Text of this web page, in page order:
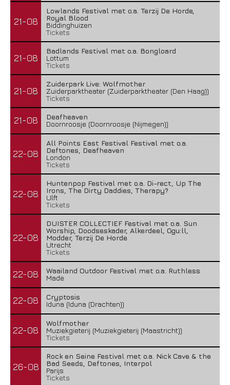
21-08
Lowlands Festival met o.a. Terzij De Horde,
Royal Blood
Biddinghuizen
Tickets
21-08
Badlands Festival met o.a. Bongloard
Lottum
Tickets
21-08
Zuiderpark Live: Wolfmother
Zuiderparktheater (Zuiderparktheater (Den Haag))
Tickets
21-08
Deafheaven
Doornroosje (Doornroosje (Nijmegen))
22-08
All Points East Festival Festival met o.a.
Deftones, Deafheaven
London
Tickets
22-08
Huntenpop Festival met o.a. Di-rect, Up The
Irons, The Dirty Daddies, Therapy?
Ulft
Tickets
22-08
DUISTER COLLECTIEF Festival met o.a. Sun
Worship, Doodseskader, Alkerdeel, Ggu:ll,
Modder, Terzij De Horde
Utrecht
Tickets
22-08
Waailand Outdoor Festival met o.a. Ruthless
Made
22-08
Cryptosis
Iduna (Iduna (Drachten))
22-08
Wolfmother
Muziekgieterij (Muziekgieterij (Maastricht))
Tickets
26-08
Rock en Seine Festival met o.a. Nick Cave & the
Bad Seeds, Deftones, Interpol
Parijs
Tickets